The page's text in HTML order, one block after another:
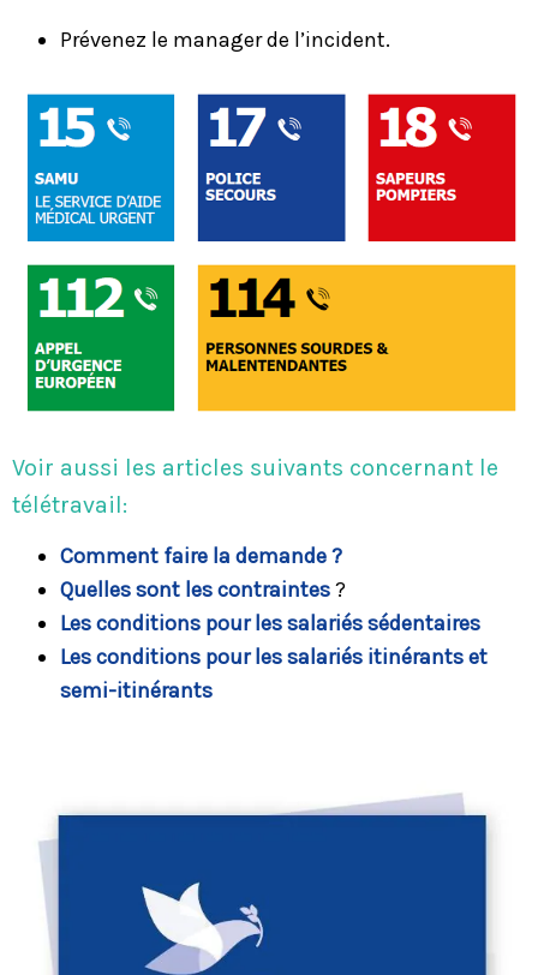
Prévenez le manager de l’incident.
Voir aussi les articles suivants concernant le
télétravail:
Comment faire la demande ?
Quelles sont les contraintes?
Les conditions pour les salariés sédentaires
Les conditions pour les salariés itinérants et
semi-itinérants